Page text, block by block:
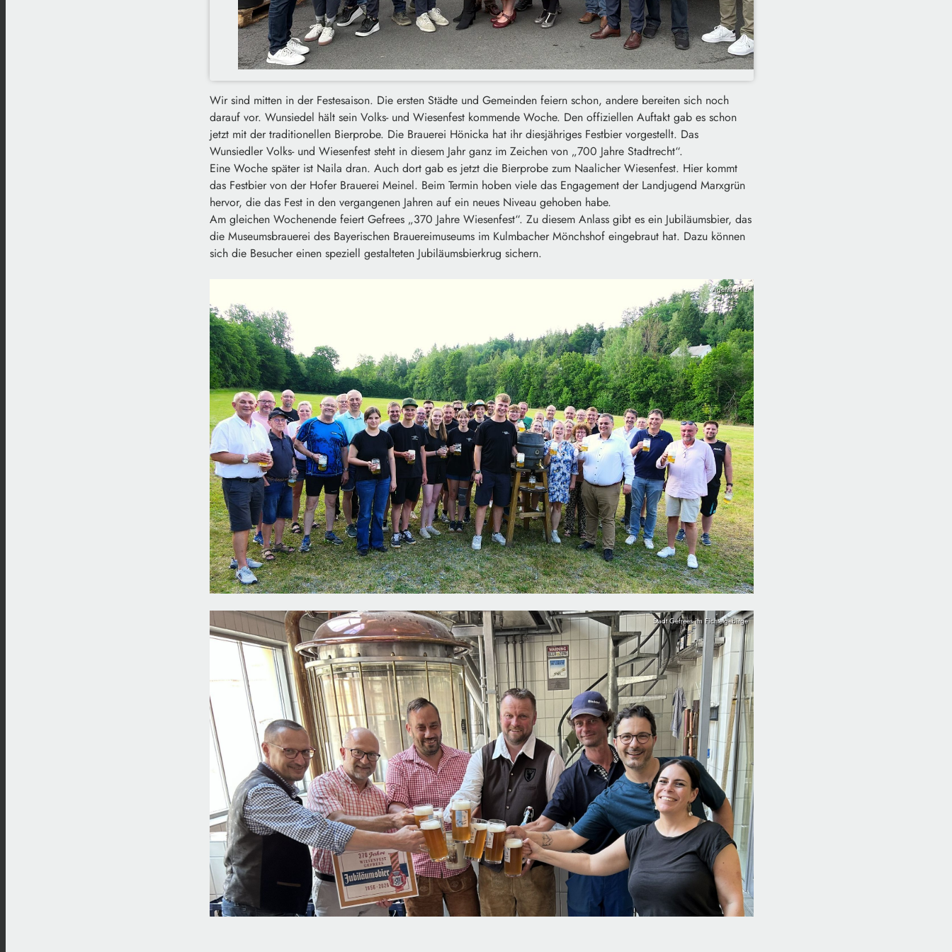
Wir sind mitten in der Festesaison. Die ersten Städte und Gemeinden feiern schon, andere bereiten sich noch
darauf vor. Wunsiedel hält sein Volks- und Wiesenfest kommende Woche. Den offiziellen Auftakt gab es schon
jetzt mit der traditionellen Bierprobe. Die Brauerei Hönicka hat ihr diesjähriges Festbier vorgestellt. Das
Wunsiedler Volks- und Wiesenfest steht in diesem Jahr ganz im Zeichen von „700 Jahre Stadtrecht“.
Eine Woche später ist Naila dran. Auch dort gab es jetzt die Bierprobe zum Naalicher Wiesenfest. Hier kommt
das Festbier von der Hofer Brauerei Meinel. Beim Termin hoben viele das Engagement der Landjugend Marxgrün
hervor, die das Fest in den vergangenen Jahren auf ein neues Niveau gehoben habe.
Am gleichen Wochenende feiert Gefrees „370 Jahre Wiesenfest“. Zu diesem Anlass gibt es ein Jubiläumsbier, das
die Museumsbrauerei des Bayerischen Brauereimuseums im Kulmbacher Mönchshof eingebraut hat. Dazu können
sich die Besucher einen speziell gestalteten Jubiläumsbierkrug sichern.
Agentur Pilz
Stadt Gefrees im Fichtelgebirge